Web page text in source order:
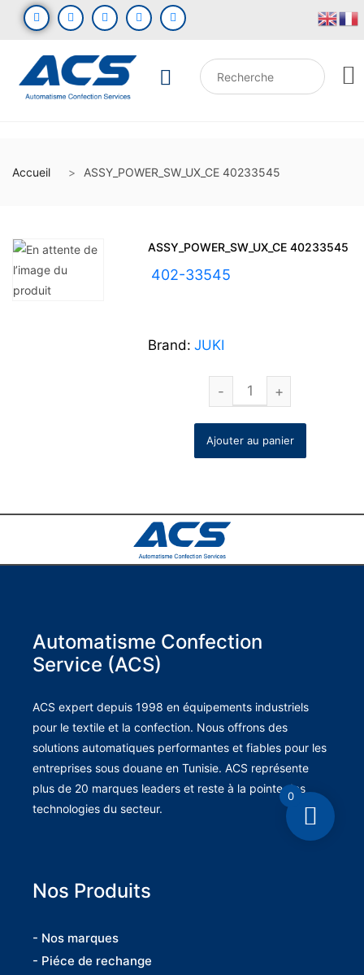
Accueil ASSY_POWER_SW_UX_CE 40233545
ASSY_POWER_SW_UX_CE 40233545
402-33545
Brand: JUKI
Ajouter au panier
Automatisme Confection
Service (ACS)
ACS expert depuis 1998 en équipements industriels
pour le textile et la confection. Nous offrons des
solutions automatiques performantes et fiables pour les
entreprises sous douane en Tunisie. ACS représente
plus de 20 marques leaders et reste à la pointe des
technologies du secteur.
Nos Produits
- Nos marques
- Piéce de rechange
0